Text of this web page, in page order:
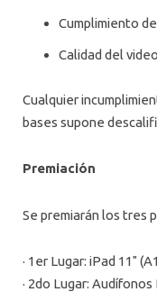
Cumplimiento
Calidad del
Cualquier
bases supone
Premiación
Se premiarán los tres
· 1er Lugar: iPad 11″
· 2do Lugar: